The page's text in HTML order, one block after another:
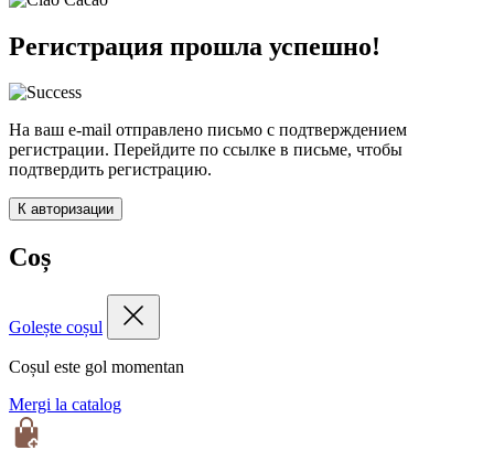
Регистрация прошла успешно!
На ваш e-mail отправлено письмо с подтверждением
регистрации. Перейдите по ссылке в письме, чтобы
подтвердить регистрацию.
К авторизации
Coș
Golește coșul
Coșul este gol momentan
Mergi la catalog